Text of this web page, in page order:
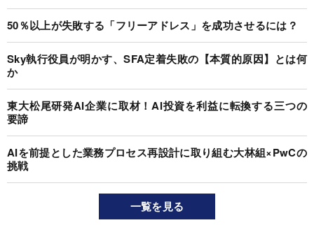
50％以上が失敗する「フリーアドレス」を成功させるには？
Sky執行役員が明かす、SFA定着失敗の【本質的原因】とは何
か
東大松尾研発AI企業に取材！AI投資を利益に転換する三つの
要諦
AIを前提とした業務プロセス再設計に取り組む大林組×PwCの
挑戦
一覧を見る